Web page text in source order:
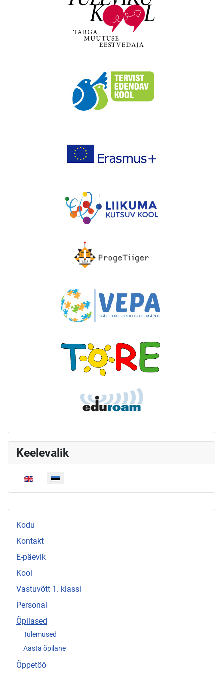
Kodu
Kontakt
E-päevik
Kool
Vastuvõtt 1. klassi
Personal
Õpilased
Tulemused
Aasta õpilane
Õppetöö
Keelevalik
Vali keel